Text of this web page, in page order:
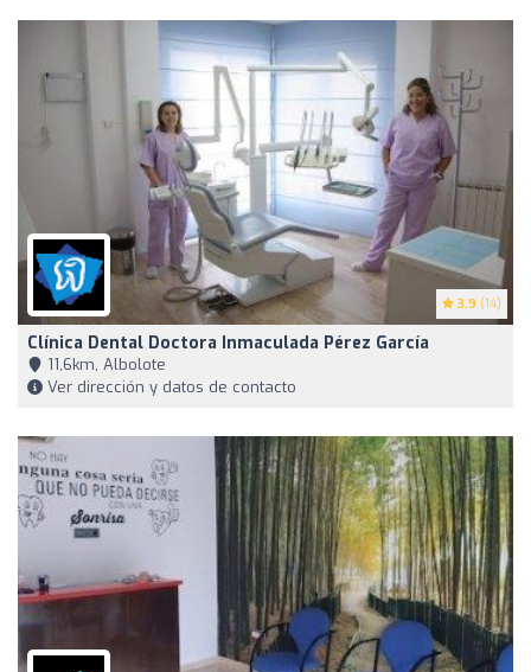
3.9 (14)
Clínica Dental Doctora Inmaculada Pérez García
11,6km, Albolote
Ver dirección y datos de contacto